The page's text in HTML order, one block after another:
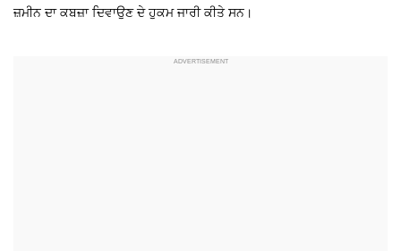
ਜ਼ਮੀਨ ਦਾ ਕਬਜ਼ਾ ਦਿਵਾਉਣ ਦੇ ਹੁਕਮ ਜਾਰੀ ਕੀਤੇ ਸਨ।